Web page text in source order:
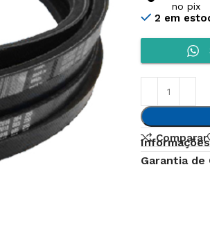
no pix
2 em
Comparar
Garantia de